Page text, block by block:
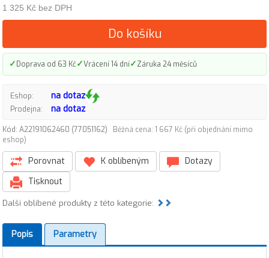
1 325 Kč bez DPH
Do košíku
✓Doprava od 63 Kč✓Vrácení 14 dní✓Záruka 24 měsíců
Eshop: na dotaz
Prodejna: na dotaz
Kód: A22191062460 (77051162)
Běžná cena: 1 667 Kč (při objednání mimo
eshop)
Porovnat K oblíbeným
Dotazy
Tisknout
Další oblíbené produkty z této kategorie:
Popis Parametry